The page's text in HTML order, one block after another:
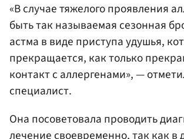
«В случае тяжелого проявления
быть так называемая сезонная
астма в виде приступа удушья,
прекращается, как только
контакт с аллергенами», —
специалист.
Она посоветовала проводить
лечение своевременно, так как в